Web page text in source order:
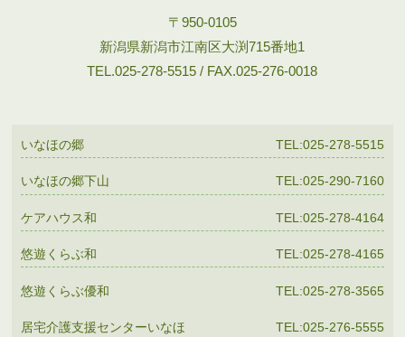
〒950-0105
新潟県新潟市江南区大渕715番地1
TEL.025-278-5515 / FAX.025-276-0018
いなほの郷 TEL:025-278-5515
いなほの郷下山 TEL:025-290-7160
ケアハウス和 TEL:025-278-4164
悠遊くらぶ和 TEL:025-278-4165
悠遊くらぶ優和 TEL:025-278-3565
居宅介護支援センターいなほ TEL:025-276-5555